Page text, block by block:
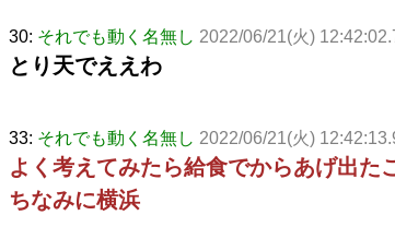
30: それでも動く名無し 2022/06/21(火)
とり天でええわ
33: それでも動く名無し 2022/06/21(火)
よく考えてみたら給食でからあげ出た
ちなみに横浜